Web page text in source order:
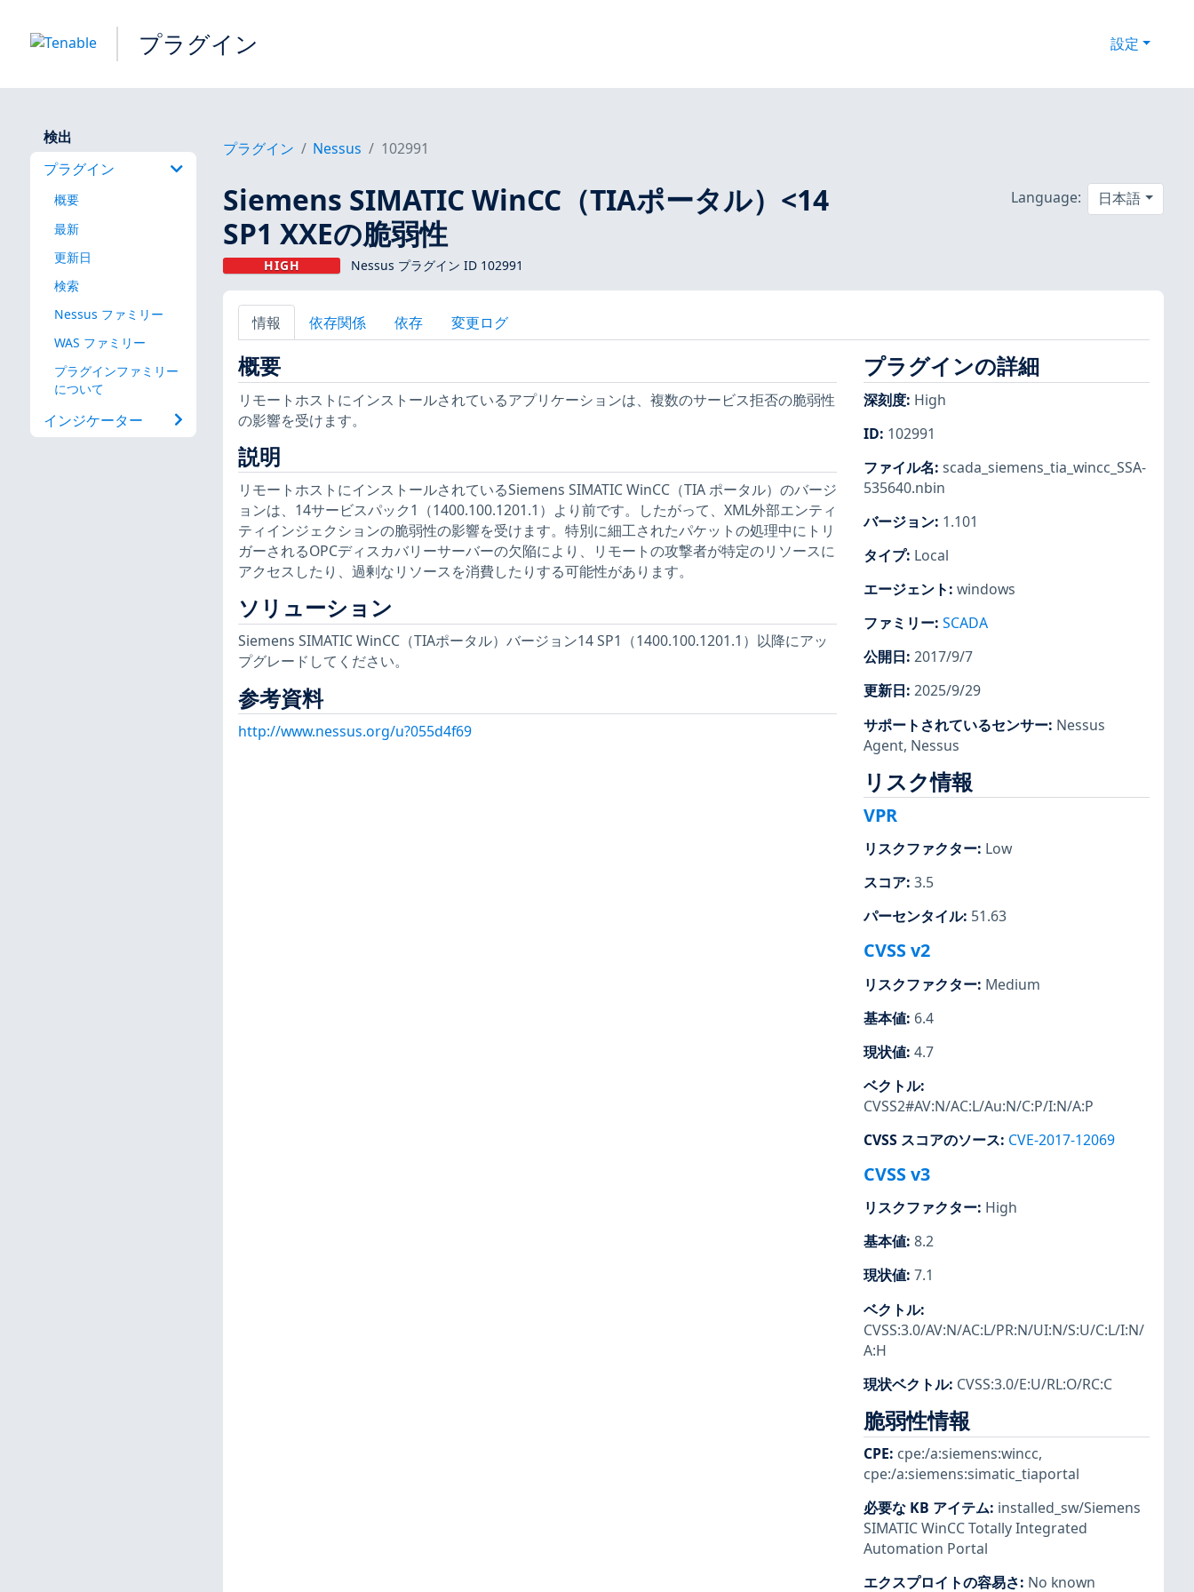
プラグイン 設定
検出
プラグイン
概要
最新
更新日
検索
Nessus ファミリー
WAS ファミリー
プラグインファミリー
について
インジケーター
プラグイン Nessus 102991
Siemens SIMATIC WinCC（TIAポータル）<14
SP1 XXEの脆弱性
HIGH Nessus プラグイン ID 102991
Language: 日本語
情報 依存関係 依存 変更ログ
概要
リモートホストにインストールされているアプリケーションは、複数のサービス拒否の脆弱性
の影響を受けます。
説明
リモートホストにインストールされているSiemens SIMATIC WinCC（TIA ポータル）のバージ
ョンは、14サービスパック1（1400.100.1201.1）より前です。したがって、XML外部エンティ
ティインジェクションの脆弱性の影響を受けます。特別に細工されたパケットの処理中にトリ
ガーされるOPCディスカバリーサーバーの欠陥により、リモートの攻撃者が特定のリソースに
アクセスしたり、過剰なリソースを消費したりする可能性があります。
ソリューション
Siemens SIMATIC WinCC（TIAポータル）バージョン14 SP1（1400.100.1201.1）以降にアッ
プグレードしてください。
参考資料
http://www.nessus.org/u?055d4f69
プラグインの詳細
深刻度: High
ID: 102991
ファイル名: scada_siemens_tia_wincc_SSA-
535640.nbin
バージョン: 1.101
タイプ: Local
エージェント: windows
ファミリー: SCADA
公開日: 2017/9/7
更新日: 2025/9/29
サポートされているセンサー: Nessus
Agent, Nessus
リスク情報
VPR
リスクファクター: Low
スコア: 3.5
パーセンタイル: 51.63
CVSS v2
リスクファクター: Medium
基本値: 6.4
現状値: 4.7
ベクトル:
CVSS2#AV:N/AC:L/Au:N/C:P/I:N/A:P
CVSS スコアのソース: CVE-2017-12069
CVSS v3
リスクファクター: High
基本値: 8.2
現状値: 7.1
ベクトル:
CVSS:3.0/AV:N/AC:L/PR:N/UI:N/S:U/C:L/I:N/
A:H
現状ベクトル: CVSS:3.0/E:U/RL:O/RC:C
脆弱性情報
CPE: cpe:/a:siemens:wincc,
cpe:/a:siemens:simatic_tiaportal
必要な KB アイテム: installed_sw/Siemens
SIMATIC WinCC Totally Integrated
Automation Portal
エクスプロイトの容易さ: No known